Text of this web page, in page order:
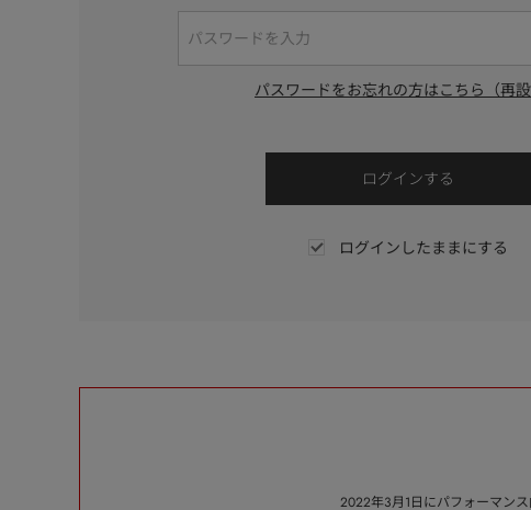
パスワードをお忘れの方はこちら（再設
ログインしたままにする
2022年3月1日にパフォーマン